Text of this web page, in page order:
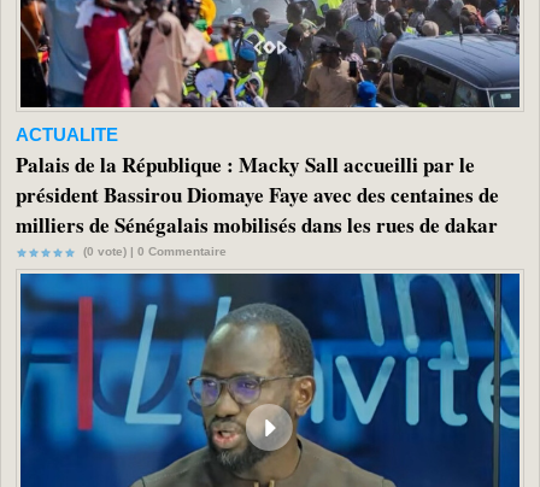
ACTUALITE
Palais de la République : Macky Sall accueilli par le
président Bassirou Diomaye Faye avec des centaines de
milliers de Sénégalais mobilisés dans les rues de dakar
(0 vote) | 0 Commentaire